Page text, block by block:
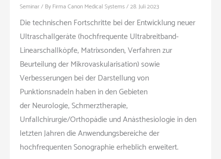
Seminar/ By Firma Canon Medical Systems/28. Juli 2023
Die technischen Fortschritte bei der Entwicklung neuer
Ultraschallgeräte (hochfrequente Ultrabreitband-
Linearschallköpfe, Matrixsonden, Verfahren zur
Beurteilung der Mikrovaskularisation) sowie
Verbesserungen bei der Darstellung von
Punktionsnadeln haben in den Gebieten
der Neurologie, Schmerztherapie,
Unfallchirurgie/Orthopädie und Anästhesiologie in den
letzten Jahren die Anwendungsbereiche der
hochfrequenten Sonographie erheblich erweitert.